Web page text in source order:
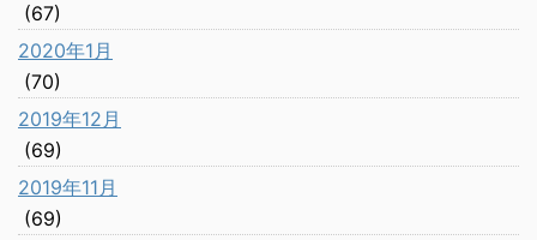
(67)
2020年1月
(70)
2019年12月
(69)
2019年11月
(69)